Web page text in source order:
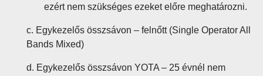
ezért nem szükséges ezeket előre meghatározni.
c. Egykezelős összsávon – felnőtt (Single Operator All
Bands Mixed)
d. Egykezelős összsávon YOTA – 25 évnél nem